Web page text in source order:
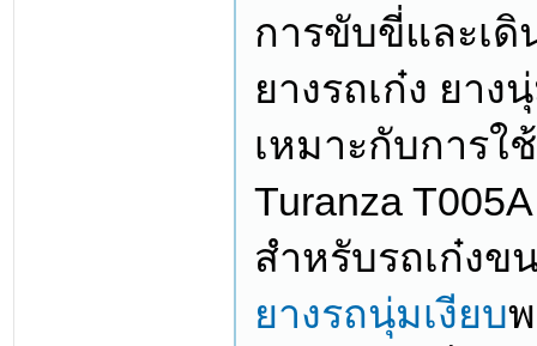
การขับขี่และเ
ยางรถเก๋ง ยาง
เหมาะกับการใ
Turanza
สำหรับรถเก๋งข
ยางรถนุ่มเงียบ